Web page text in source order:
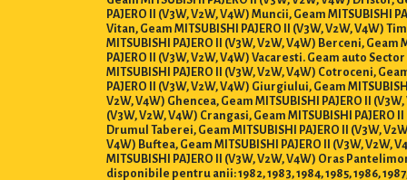
PAJERO II (V3W, V2W, V4W) Muncii, Geam MITSUBISHI
Vitan, Geam MITSUBISHI PAJERO II (V3W, V2W, V4W)
MITSUBISHI PAJERO II (V3W, V2W, V4W) Berceni,
PAJERO II (V3W, V2W, V4W) Vacaresti. Geam auto
MITSUBISHI PAJERO II (V3W, V2W, V4W) Cotroceni,
PAJERO II (V3W, V2W, V4W) Giurgiului, Geam
V2W, V4W) Ghencea, Geam MITSUBISHI PAJERO II
(V3W, V2W, V4W) Crangasi, Geam MITSUBISHI PAJERO
Drumul Taberei, Geam MITSUBISHI PAJERO II (V3W,
V4W) Buftea, Geam MITSUBISHI PAJERO II (V3W, V2W,
MITSUBISHI PAJERO II (V3W, V2W, V4W) Oras
disponibile pentru anii: 1982, 1983, 1984, 1985, 1986, 1987,